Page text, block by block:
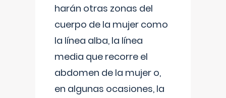
harán otras zonas del
cuerpo de la mujer como
la línea alba, la línea
media que recorre el
abdomen de la mujer o,
en algunas ocasiones, la